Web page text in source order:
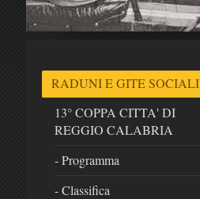
RADUNI E GITE SOCIALI
13° COPPA CITTA' DI
REGGIO CALABRIA
- Programma
- Classifica